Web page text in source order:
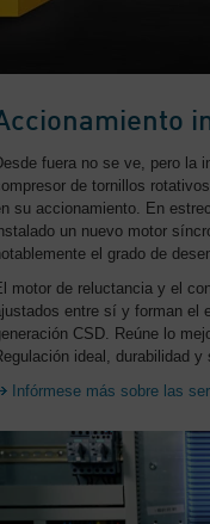
fuera no se ve, pero la
de tornillos
su accionamiento. En
un nuevo motor
el grado de
motor de reluctancia y el
entre sí y forman el
CSD. Reúne lo
ideal, durabilidad
Infórmese más sobre las